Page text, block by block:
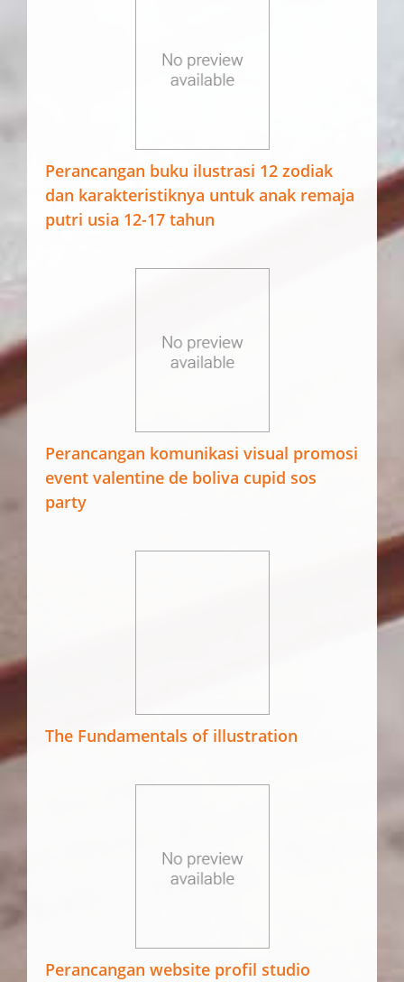
Perancangan buku ilustrasi 12 zodiak
dan karakteristiknya untuk anak remaja
putri usia 12-17 tahun
Perancangan komunikasi visual promosi
event valentine de boliva cupid sos
party
The Fundamentals of illustration
Perancangan website profil studio